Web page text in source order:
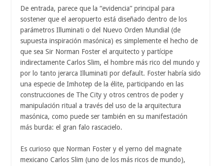
De entrada, parece que la “evidencia” principal para
sostener que el aeropuerto está diseñado dentro de los
parámetros Illuminati o del Nuevo Orden Mundial (de
supuesta inspiración masónica) es simplemente el hecho de
que sea Sir Norman Foster el arquitecto y partícipe
indirectamente Carlos Slim, el hombre más rico del mundo y
por lo tanto jerarca Illuminati por default. Foster habría sido
una especie de Imhotep de la élite, participando en las
construcciones de The City y otros centros de poder y
manipulación ritual a través del uso de la arquitectura
masónica, como puede ser también en su manifestación
más burda: el gran falo rascacielo.
Es curioso que Norman Foster y el yerno del magnate
mexicano Carlos Slim (uno de los más ricos de mundo),